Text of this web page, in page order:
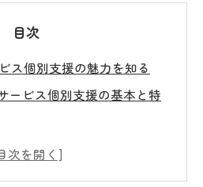
目次
ス個別支援の魅力を知る
ービス個別支援の基本と特
支える学びの個別支援体験